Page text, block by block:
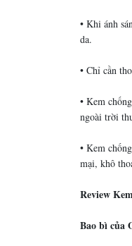
• Khi ánh
da.
• Chỉ cần
• Kem
ngoài trời
• Kem
mại, khô
Review
Bao bì của